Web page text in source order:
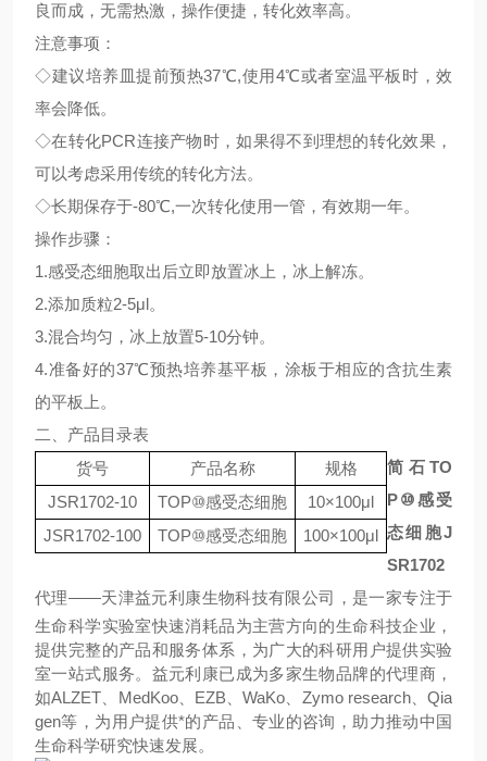
良而成，无需热激，操作便捷，转化效率高。
注意事项 ：
◇建议培养皿提前预热37℃,使用4℃或者室温平板时，效
率会降低。
◇在转化PCR连接产物时，如果得不到理想的转化效果，
可以考虑采用传统的转化方法。
◇长期保存于-80℃,一次转化使用一管，有效期一年。
操作步骤 ：
1.感受态细胞取出后立即放置冰上，冰上解冻。
2.添加质粒2-5μl。
3.混合均匀，冰上放置5-10分钟。
4.准备好的37℃预热培养基平板，涂板于相应的含抗生素
的平板上。
二、产品目录表
货号
产品名称
规格
JSR1702-10 TOP⑩感受态细胞
10×100μl
JSR1702-100 TOP⑩感受态细胞 100×100μl
简石 TO
P⑩感受
态细胞J
SR1702
代理——天津益元利康生物科技有限公司，是一家专注于
生命科学实验室快速消耗品为主营方向的生命科技企业，
提供完整的产品和服务体系，为广大的科研用户提供实验
室一站式服务。益元利康已成为多家生物品牌的代理商，
如ALZET、MedKoo、EZB、WaKo、Zymo research、Qia
gen等，为用户提供*的产品、专业的咨询，助力推动中国
生命科学研究快速发展。